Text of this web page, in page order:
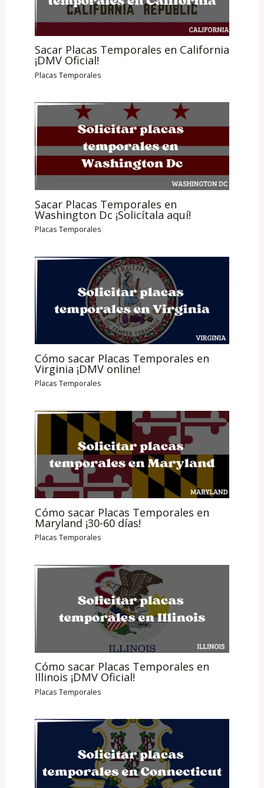
Sacar Placas Temporales en California
¡DMV Oficial!
Placas Temporales
Sacar Placas Temporales en
Washington Dc ¡Solicítala aquí!
Placas Temporales
Cómo sacar Placas Temporales en
Virginia ¡DMV online!
Placas Temporales
Cómo sacar Placas Temporales en
Maryland ¡30-60 días!
Placas Temporales
Cómo sacar Placas Temporales en
Illinois ¡DMV Oficial!
Placas Temporales